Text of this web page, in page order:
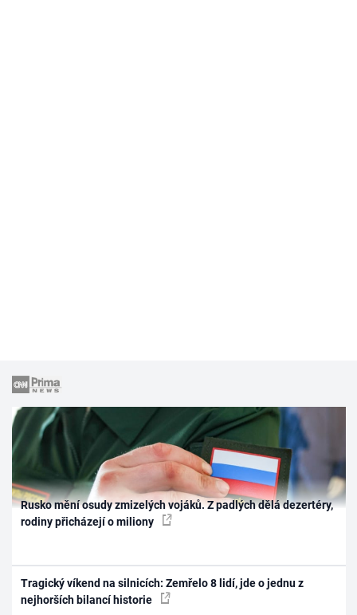
Rusko mění osudy zmizelých vojáků. Z padlých dělá dezertéry,
rodiny přicházejí o miliony
Tragický víkend na silnicích: Zemřelo 8 lidí, jde o jednu z
nejhorších bilancí historie